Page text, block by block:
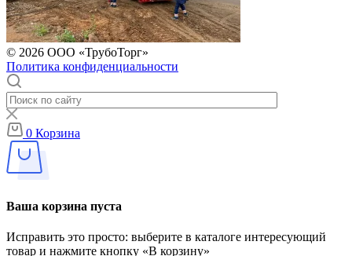
© 2026 ООО «ТрубоТорг»
Политика конфиденциальности
0 Корзина
Ваша корзина пуста
Исправить это просто: выберите в каталоге интересующий
товар и нажмите кнопку «В корзину»